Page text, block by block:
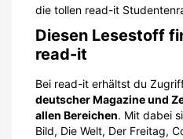
die tollen read-it
Diesen Lesestoff
read-it
Bei read-it erhältst du
deutscher Magazine und
allen Bereichen. Mit dabei
Bild, Die Welt, Der Freitag,